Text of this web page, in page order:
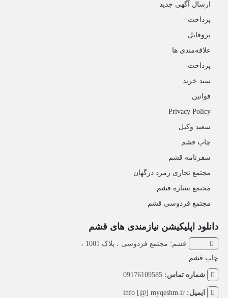
ارسال آگهی جدید
پرداخت
پروفایل
علاقه‌مندی ها
پرداخت
سبد خرید
قوانین
Privacy Policy
سعید وکیل
چاپ قشم
سفرنامه قشم
مجتمع تجاری زمرد درگهان
مجتمع ستاره قشم
مجتمع فردوسی قشم
دانلود اپلیکیشن نیازمندی های قشم
قشم: مجتمع فردوسی ، پلاک 1001 ،
چاپ قشم
شماره تماس:09176109585
ایمیل:info [@] myqeshm.ir